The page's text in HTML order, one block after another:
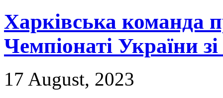
Харківська команда
Чемпіонаті України
17 August, 2023